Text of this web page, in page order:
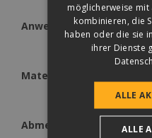
Anwendbar
Material
Abmessung
möglicherweise
kombinieren, die
haben oder die sie
ihrer Dienste
ALLE
ALLE